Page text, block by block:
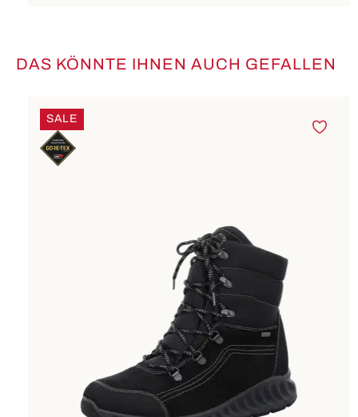
Produktgalerie überspringen
DAS KÖNNTE IHNEN AUCH GEFALLEN
SALE